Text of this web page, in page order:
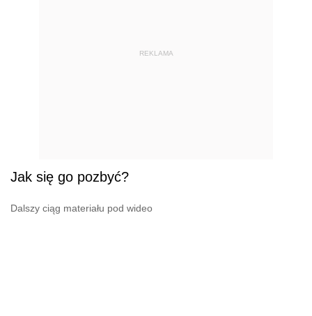
Dobór środka grzybobójczego zależy od